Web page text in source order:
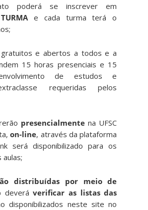
poderá se inscrever em
e cada turma terá o
e abertos a todos e a
15 horas presenciais e 15
de estudos e
requeridas pelos
presencialmente na UFSC
on-line, através da plataforma
será disponibilizado para os
aulas;
distribuídas por meio de
deveráverificar as listas das
disponibilizados neste site no